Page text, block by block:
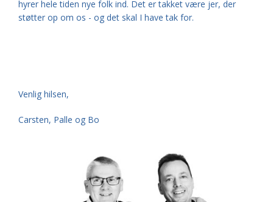
hyrer hele tiden nye folk ind. Det er takket være jer, der
støtter op om os - og det skal I have tak for.
Venlig hilsen,
Carsten, Palle og Bo